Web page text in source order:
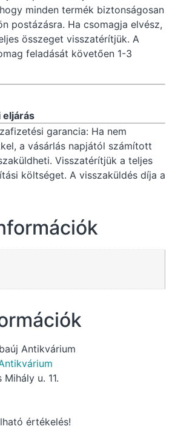
minden termék biztonságosan
postázásra. Ha csomagja elvész,
összeget visszatérítjük. A
feladását követően 1-3
eljárás
garancia: Ha nem
a vásárlás napjától számított
Visszatérítjük a teljes
költséget. A visszaküldés díja a
Antikvárium
Mihály u. 11.
értékelés!